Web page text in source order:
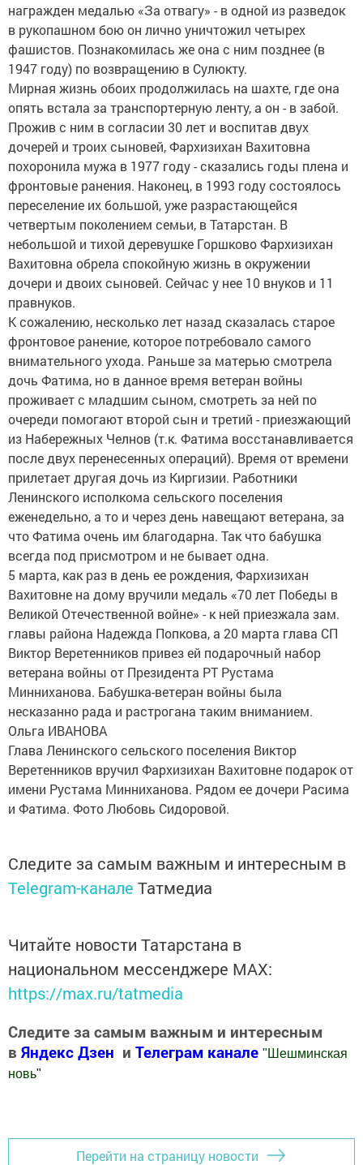
награжден медалью «За отвагу» - в одной из разведок
в рукопашном бою он лично уничтожил четырех
фашистов. Познакомилась же она с ним позднее (в
1947 году) по возвращению в Сулюкту.
Мирная жизнь обоих продолжилась на шахте, где она
опять встала за транспортерную ленту, а он - в забой.
Прожив с ним в согласии 30 лет и воспитав двух
дочерей и троих сыновей, Фархизихан Вахитовна
похоронила мужа в 1977 году - сказались годы плена и
фронтовые ранения. Наконец, в 1993 году состоялось
переселение их большой, уже разрастающейся
четвертым поколением семьи, в Татарстан. В
небольшой и тихой деревушке Горшково Фархизихан
Вахитовна обрела спокойную жизнь в окружении
дочери и двоих сыновей. Сейчас у нее 10 внуков и 11
правнуков.
К сожалению, несколько лет назад сказалась старое
фронтовое ранение, которое потребовало самого
внимательного ухода. Раньше за матерью смотрела
дочь Фатима, но в данное время ветеран войны
проживает с младшим сыном, смотреть за ней по
очереди помогают второй сын и третий - приезжающий
из Набережных Челнов (т.к. Фатима восстанавливается
после двух перенесенных операций). Время от времени
прилетает другая дочь из Киргизии. Работники
Ленинского исполкома сельского поселения
еженедельно, а то и через день навещают ветерана, за
что Фатима очень им благодарна. Так что бабушка
всегда под присмотром и не бывает одна.
5 марта, как раз в день ее рождения, Фархизихан
Вахитовне на дому вручили медаль «70 лет Победы в
Великой Отечественной войне» - к ней приезжала зам.
главы района Надежда Попкова, а 20 марта глава СП
Виктор Веретенников привез ей подарочный набор
ветерана войны от Президента РТ Рустама
Минниханова. Бабушка-ветеран войны была
несказанно рада и растрогана таким вниманием.
Ольга ИВАНОВА
Глава Ленинского сельского поселения Виктор
Веретенников вручил Фархизихан Вахитовне подарок от
имени Рустама Минниханова. Рядом ее дочери Расима
и Фатима. Фото Любовь Сидоровой.
Следите за самым важным и интересным в
Telegram-канале Татмедиа
Читайте новости Татарстана в
национальном мессенджере MАХ:
https://max.ru/tatmedia
Следите за самым важным и интересным
в Яндекс Дзен и Телеграм канале " Шешминская
новь"
Перейти на страницу новости